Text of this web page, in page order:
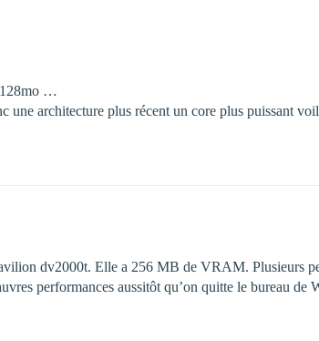
128mo …
une architecture plus récent un core plus puissant
dv2000t. Elle a 256 MB de VRAM. Plusieurs
performances aussitôt qu’on quitte le bureau de